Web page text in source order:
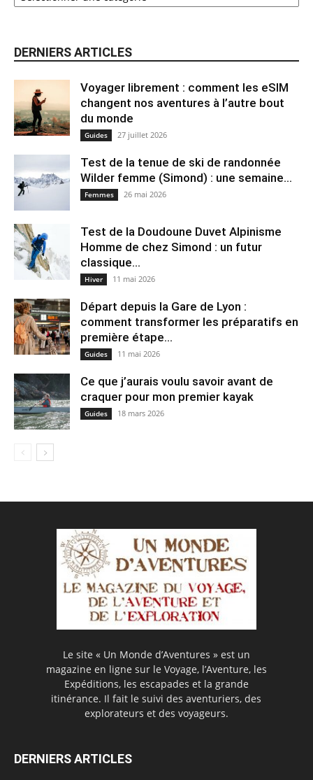
DERNIERS ARTICLES
Voyager librement : comment les eSIM
changent nos aventures à l’autre bout
du monde
Guides 27 juillet 2026
Test de la tenue de ski de randonnée
Wilder femme (Simond) : une semaine...
Femmes 26 mai 2026
Test de la Doudoune Duvet Alpinisme
Homme de chez Simond : un futur
classique...
Hiver 11 mai 2026
Départ depuis la Gare de Lyon :
comment transformer les préparatifs en
pre⁠mière étape...
Guides 11 mai 2026
Ce que j’aurais voulu savoir avant de
craquer pour mon premier kayak
Guides 18 mars 2026
Le site « Un Monde d’Aventures » est un
magazine en ligne sur le Voyage, l’Aventure, les
Expéditions, les escapades et la grande
itinérance. Il fait le suivi des aventuriers, des
explorateurs et des voyageurs.
DERNIERS ARTICLES